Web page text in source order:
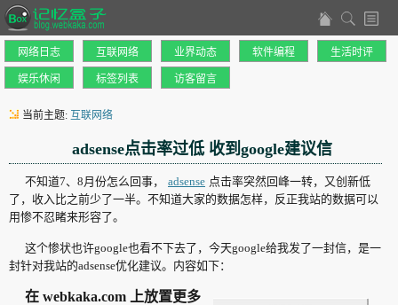
网络日志 互联网络 业界动态 软件编程 生活时评
娱乐休闲 标签列表 访客留言
当前主题: 互联网络
adsense点击率过低 收到google建议信
不知道7、8月份怎么回事， adsense 点击率突然回峰一转，又创新低
了，收入比之前少了一半。不知道大家的数据怎样，反正我站的数据可以
用惨不忍睹来形容了。
这个惨状也许google也看不下去了，今天google给我发了一封信，是一
封针对我站的adsense优化建议。内容如下：
在 webkaka.com 上放置更多